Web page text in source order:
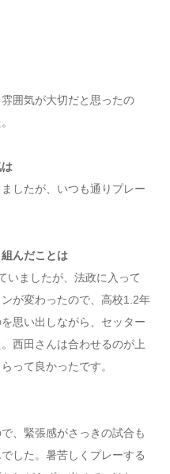
囲気が大切だと思ったの
したが、いつも通りプレー
んだことは
いましたが、法政に入って
が変わったので、高校1.2年
思い出しながら、セッター
西田さんは合わせるのが上
って良かったです。
、緊張感がさっきの試合も
した。暑苦しくプレーする